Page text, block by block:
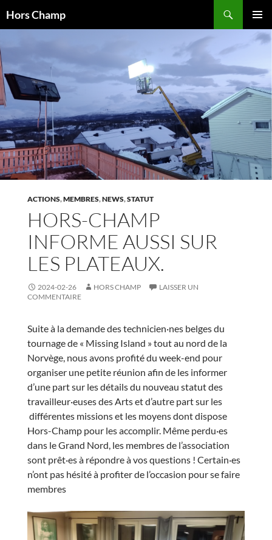
auHors Champ
MENU
ACTIONS,MEMBRES,NEWS,STATUT
HORS-CHAMP
INFORME AUSSI SUR
LES PLATEAUX.
2024-02-26 HORS CHAMP
LAISSER UN
COMMENTAIRE
Suite à la demande des technicien·nes belges du
tournage de « Missing Island » tout au nord de la
Norvège, nous avons profité du week-end pour
organiser une petite réunion afin de les informer
d’une part sur les détails du nouveau statut des
travailleur·euses des Arts et d’autre part sur les
différentes missions et les moyens dont dispose
Hors-Champ pour les accomplir. Même perdu·es
dans le Grand Nord, les membres de l’association
sont prêt·es à répondre à vos questions ! Certain·es
n’ont pas hésité à profiter de l’occasion pour se faire
membres